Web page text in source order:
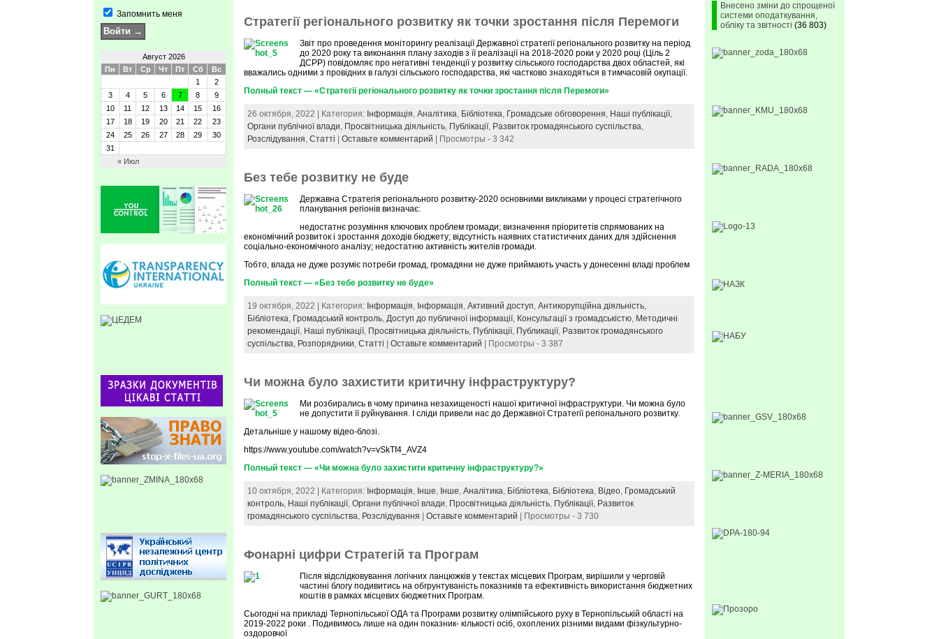
Запомнить меня
Август 2026
Пн
Вт Ср Чт Пт Сб Вс
« Июл
1
2
3
4 5 6 7 8
9
10
11 12 13 14 15
16
17
18 19 20 21 22
23
24
25 26 27 28 29
30
31
Стратегії регіонального розвитку як точки зростання після Перемоги
Звіт про проведення моніторингу реалізації Державної стратегії регіонального розвитку на період
до 2020 року та виконання плану заходів з її реалізації на 2018-2020 роки у 2020 році (Ціль 2
ДСРР) повідомляє про негативні тенденції у розвитку сільського господарства двох областей, які
вважались одними з провідних в галузі сільського господарства, які частково знаходяться в тимчасовій окупації.
Полный текст — «Стратегії регіонального розвитку як точки зростання після Перемоги»
26 октября, 2022 | Категория: Інформація,Аналітика, Бібліотека, Громадське обговорення, Наші публікації,
Органи публічної влади, Просвітницька діяльність, Публікації, Развиток громадянського суспільства,
Розслідування,Статті |Оставьте комментарий | Просмотры - 3 342
Без тебе розвитку не буде
Державна Стратегія регіонального розвитку-2020 основними викликами у процесі стратегічного
планування регіонів визначає:
недостатнє розуміння ключових проблем громади; визначення пріоритетів спрямованих на
економічний розвиток і зростання доходів бюджету; відсутність наявних статистичних даних для здійснення
соціально-економічного аналізу; недостатню активність жителів громади.
Тобто, влада не дуже розуміє потреби громад, громадяни не дуже приймають участь у донесенні владі проблем
Полный текст — «Без тебе розвитку не буде»
19 октября, 2022 | Категория: Інформація, Інформація,Активний доступ,Антикорупційна діяльність,
Бібліотека, Громадський контроль,Доступ до публичної інформації, Консультації з громадськістю, Методичні
рекомендації, Наші публікації, Просвітницька діяльність, Публікації, Публикації, Развиток громадянського
суспільства, Розпорядники,Статті |Оставьте комментарий | Просмотры - 3 387
Чи можна було захистити критичну інфраструктуру?
Ми розбирались в чому причина незахищеності нашої критичної інфраструктури. Чи можна було
не допустити її руйнування. І сліди привели нас до Державної Стратегії регіонального розвитку.
Детальніше у нашому відео-блозі.
https://www.youtube.com/watch?v=vSkTf4_AVZ4
Полный текст — «Чи можна було захистити критичну інфраструктуру?»
10 октября, 2022 | Категория: Інформація, Інше, Інше,Аналітика, Бібліотека, Бібліотека, Відео, Громадський
контроль, Наші публікації,Органи публічної влади, Просвітницька діяльність, Публікації, Развиток
громадянського суспільства, Розслідування |Оставьте комментарий | Просмотры - 3 730
Фонарні цифри Стратегій та Програм
Після відслідковування логічних ланцюжків у текстах місцевих Програм, вирішили у черговій
частині блогу подивитись на обгрунтуваність показників та ефективність використання бюджетних
коштів в рамках місцевих бюджетних Програм.
Сьогодні на прикладі Тернопільської ОДА та Програми розвитку олімпійського руху в Тернопільській області на
2019-2022 роки . Подивимось лише на один показник- кількості осіб, охоплених різними видами фізкультурно-
оздоровчої
Внесено зміни до спрощеної
системи оподаткування,
обліку та звітності (36 803)